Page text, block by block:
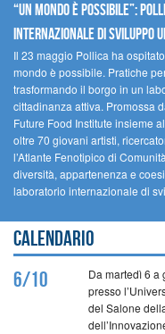
“UN MONDO È POSSIBILE”:
INTERNAZIONALE DI SVILUPPO
Il 23 maggio Pollica ha
mondo è possibile. Pratiche
trasformando il borgo in un
cittadinanza attiva. Promossa
Future Food Institute insieme
oltre 70 giovani artisti,
l’Atlante Fenotipico di
diversità, appartenenza e
laboratorio internazionale di
Calendario
6/10
Da martedì 6 a
presso
del Salone